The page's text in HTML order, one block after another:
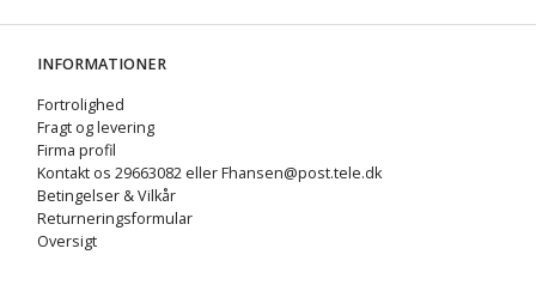
INFORMATIONER
Fortrolighed
Fragt og levering
Firma profil
Kontakt os 29663082 eller Fhansen@post.tele.dk
Betingelser & Vilkår
Returneringsformular
Oversigt